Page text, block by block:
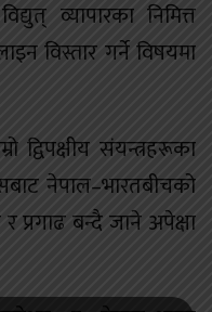
व्यापारका निमित्त
विस्तार गर्ने विषयमा
द्विपक्षीय संयन्त्रहरूका
नेपाल–भारतबीचको
बन्दै जाने अपेक्षा